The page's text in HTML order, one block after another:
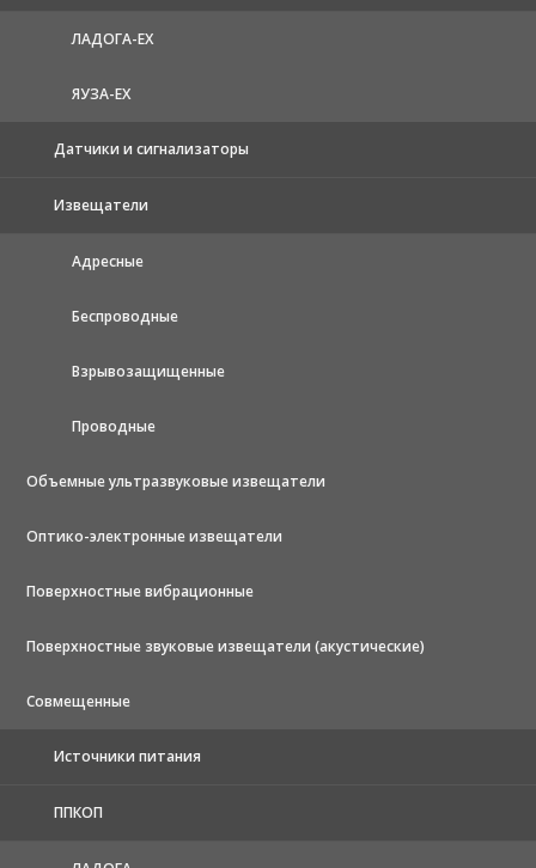
ЛАДОГА-EX
ЯУЗА-ЕХ
Датчики и сигнализаторы
Извещатели
Адресные
Беспроводные
Взрывозащищенные
Проводные
Объемные ультразвуковые извещатели
Оптико-электронные извещатели
Поверхностные вибрационные
Поверхностные звуковые извещатели (акустические)
Совмещенные
Источники питания
ППКОП